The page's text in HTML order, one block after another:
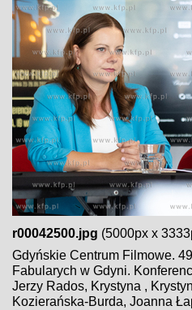
r00042500.jpg (5000px x
Gdyńskie Centrum Filmowe.
Fabularych w Gdyni.
Jerzy Rados, Krystyna ,
Kozierańska-Burda, Joanna